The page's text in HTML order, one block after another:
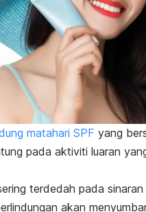
matahari SPF yang
pada aktiviti luaran
terdedah pada
akan